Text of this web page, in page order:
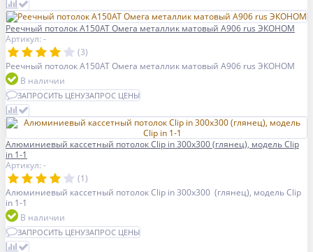
Реечный потолок A150AT Омега металлик матовый А906 rus ЭКОНОМ
Артикул: -
(3)
Реечный потолок A150AT Омега металлик матовый А906 rus ЭКОНОМ
В наличии
ЗАПРОСИТЬ ЦЕНУЗАПРОС ЦЕНЫ
Алюминиевый кассетный потолок Clip in 300х300 (глянец), модель Clip
in 1-1
Артикул: -
(1)
Алюминиевый кассетный потолок Clip in 300х300 (глянец), модель Clip
in 1-1
В наличии
ЗАПРОСИТЬ ЦЕНУЗАПРОС ЦЕНЫ